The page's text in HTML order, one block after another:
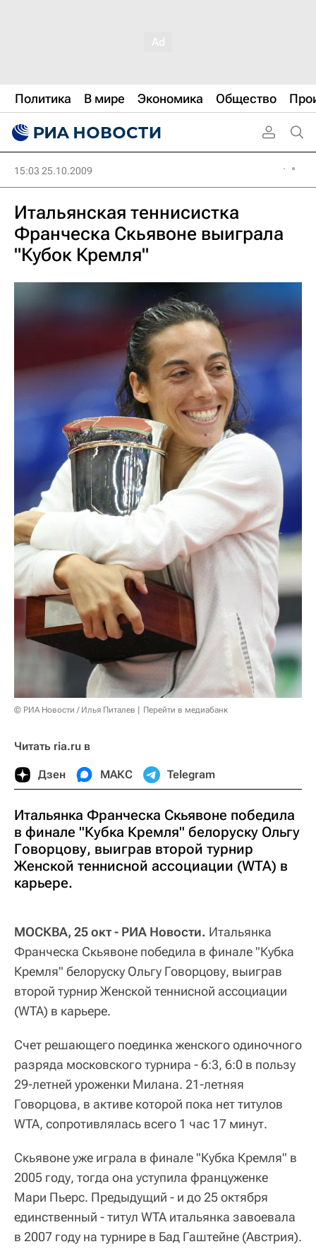
Политика В мире Экономика Общество
15:03 25.10.2009
Итальянская теннисистка
Франческа Скьявоне выиграла
"Кубок Кремля"
© РИА Новости / Илья Питалев Перейти в медиабанк
Читать ria.ru в
Дзен МАКС Telegram
Итальянка Франческа Скьявоне победила
в финале "Кубка Кремля" белоруску Ольгу
Говорцову, выиграв второй турнир
Женской теннисной ассоциации (WTA) в
карьере.
МОСКВА, 25 окт - РИА Новости. Итальянка
Франческа Скьявоне победила в финале "Кубка
Кремля" белоруску Ольгу Говорцову, выиграв
второй турнир Женской теннисной ассоциации
(WTA) в карьере.
Счет решающего поединка женского одиночного
разряда московского турнира - 6:3, 6:0 в пользу
29-летней уроженки Милана. 21-летняя
Говорцова, в активе которой пока нет титулов
WTA, сопротивлялась всего 1 час 17 минут.
Скьявоне уже играла в финале "Кубка Кремля" в
2005 году, тогда она уступила француженке
Мари Пьерс. Предыдущий - и до 25 октября
единственный - титул WTA итальянка завоевала
в 2007 году на турнире в Бад Гаштейне (Австрия).